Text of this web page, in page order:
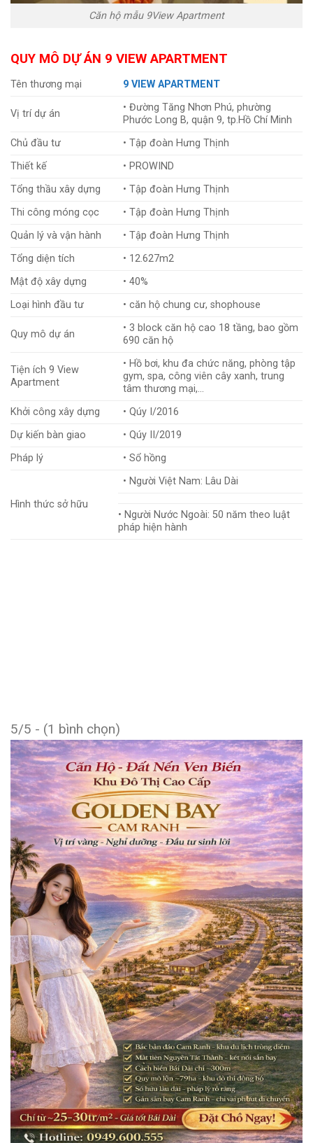
Căn hộ mẫu 9View Apartment
QUY MÔ DỰ ÁN 9 VIEW APARTMENT
Tên thương mại 9 VIEW APARTMENT
Vị trí dự án
• Đường Tăng Nhơn Phú, phường
Phước Long B, quận 9, tp.Hồ Chí Minh
Chủ đầu tư
• Tập đoàn Hưng Thịnh
Thiết kế
• PROWIND
Tổng thầu xây dựng
• Tập đoàn Hưng Thịnh
Thi công móng cọc
• Tập đoàn Hưng Thịnh
Quản lý và vận hành
• Tập đoàn Hưng Thịnh
Tổng diện tích
• 12.627m2
Mật độ xây dựng
• 40%
Loại hình đầu tư
• căn hộ chung cư, shophouse
Quy mô dự án
• 3 block căn hộ cao 18 tầng, bao gồm
690 căn hộ
Tiện ích 9 View
Apartment
• Hồ bơi, khu đa chức năng, phòng tập
gym, spa, công viên cây xanh, trung
tâm thương mại,…
Khởi công xây dựng
• Qúy I/2016
Dự kiến bàn giao
• Qúy II/2019
Pháp lý
• Sổ hồng
Hình thức sở hữu
• Người Việt Nam: Lâu Dài
• Người Nước Ngoài: 50 năm theo luật
pháp hiện hành
5/5 - (1 bình chọn)